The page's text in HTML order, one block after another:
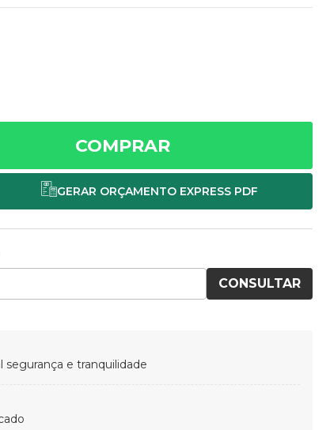
COMPRAR
CONSULTAR
e tranquilidade